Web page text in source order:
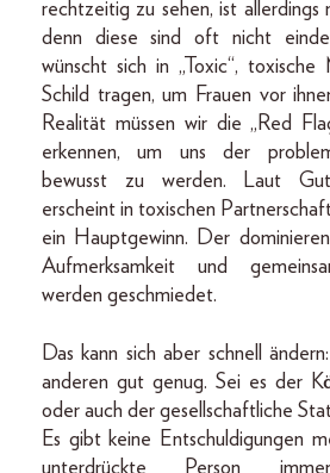
rechtzeitig zu sehen, ist allerdings
denn diese sind oft nicht
wünscht sich in „Toxic“,
Schild tragen, um Frauen vor
Realität müssen wir die „Red
erkennen, um uns der
bewusst zu werden. Laut
erscheint in toxischen
ein Hauptgewinn. Der
Aufmerksamkeit und
werden geschmiedet.
Das kann sich aber schnell
anderen gut genug. Sei es der
oder auch der gesellschaftliche
Es gibt keine Entschuldigungen
unterdrückte Person